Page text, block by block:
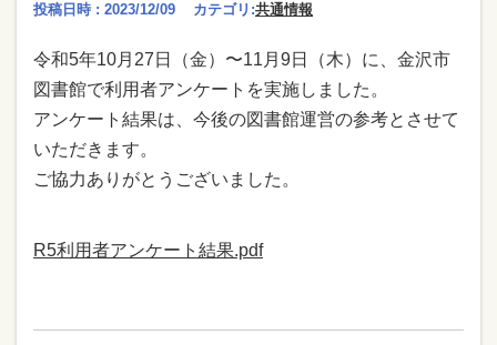
投稿日時 : 2023/12/09 カテゴリ:共通情報
令和5年10⽉27⽇（金）〜11⽉9⽇（木）に、⾦沢市
図書館で利⽤者アンケートを実施しました。
アンケート結果は、今後の図書館運営の参考とさせて
いただきます。
ご協⼒ありがとうございました。
R5利用者アンケート結果.pdf